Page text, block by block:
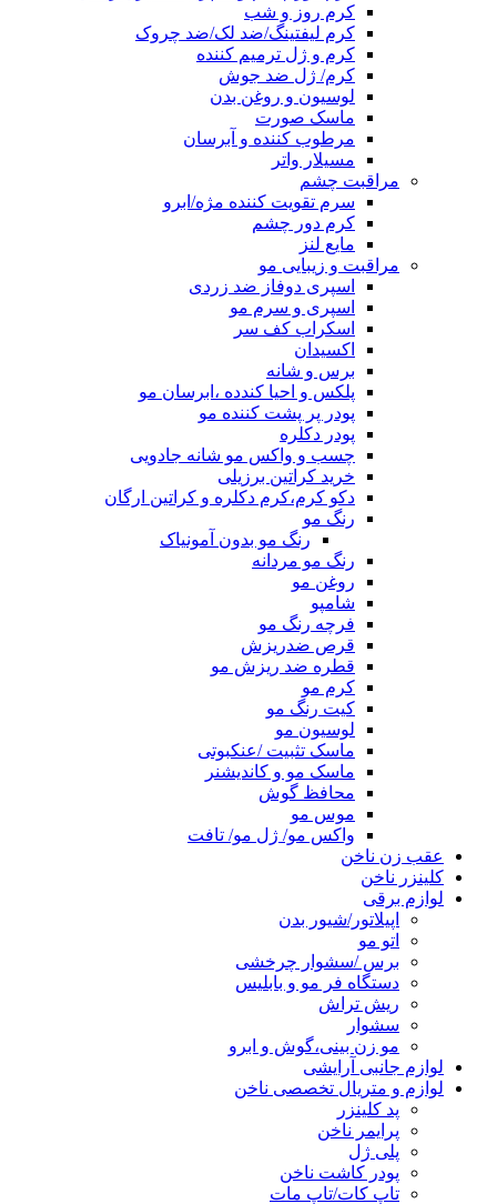
کرم روز و شب
کرم لیفتینگ/ضد لک/ضد چروک
کرم و ژل ترمیم کننده
کرم/ ژل ضد جوش
لوسیون و روغن بدن
ماسک صورت
مرطوب کننده و آبرسان
مسیلار واتر
مراقبت چشم
سرم تقویت کننده مژه/ابرو
کرم دور چشم
مایع لنز
مراقبت و زیبایی مو
اسپری دوفاز ضد زردی
اسپری و سرم مو
اسکراب کف سر
اکسیدان
برس و شانه
پلکس و احیا کندده ،ابرسان مو
پودر پر پشت کننده مو
پودر دکلره
چسب و واکس مو شانه جادویی
خرید کراتین برزیلی
دکو کرم،کرم دکلره و کراتین ارگان
رنگ مو
رنگ مو بدون آمونیاک
رنگ مو مردانه
روغن مو
شامپو
فرچه رنگ مو
قرص ضدریزش
قطره ضد ریزش مو
کرم مو
کیت رنگ مو
لوسیون مو
ماسک تثبیت /عنکبوتی
ماسک مو و کاندیشنر
محافظ گوش
موس مو
واکس مو/ ژل مو/ تافت
عقب زن ناخن
کلینزر ناخن
لوازم برقی
اپیلاتور/شیور بدن
اتو مو
برس /سشوار چرخشی
دستگاه فر مو و بابلیس
ریش تراش
سشوار
مو زن بینی،گوش و ابرو
لوازم جانبی آرایشی
لوازم و متریال تخصصی ناخن
پد کلینزر
پرایمر ناخن
پلی ژل
پودر کاشت ناخن
تاپ کات/تاپ مات